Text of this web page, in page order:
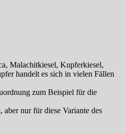
Malachitkiesel, Kupferkiesel,
handelt es sich in vielen Fällen
zum Beispiel für die
nur für diese Variante des